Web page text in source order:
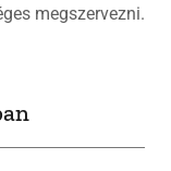
megszervezni.